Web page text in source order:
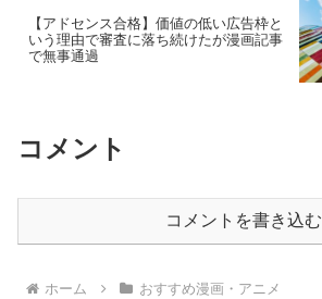
【アドセンス合格】価値の低い広告枠と
いう理由で審査に落ち続けたが漫画記事
で無事通過
コメント
コメントを書き込む
ホーム おすすめ漫画・アニメ